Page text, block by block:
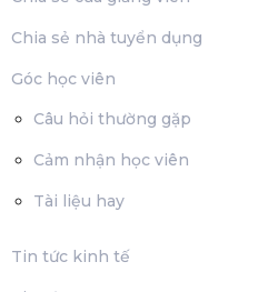
Chia sẻ nhà tuyển dụng
Góc học viên
Câu hỏi thường gặp
Cảm nhận học viên
Tài liệu hay
Tin tức kinh tế